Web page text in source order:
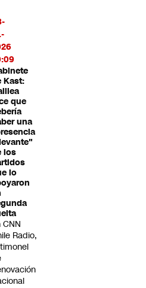
Kast:
que
una
los
lo
CNN
Radio,